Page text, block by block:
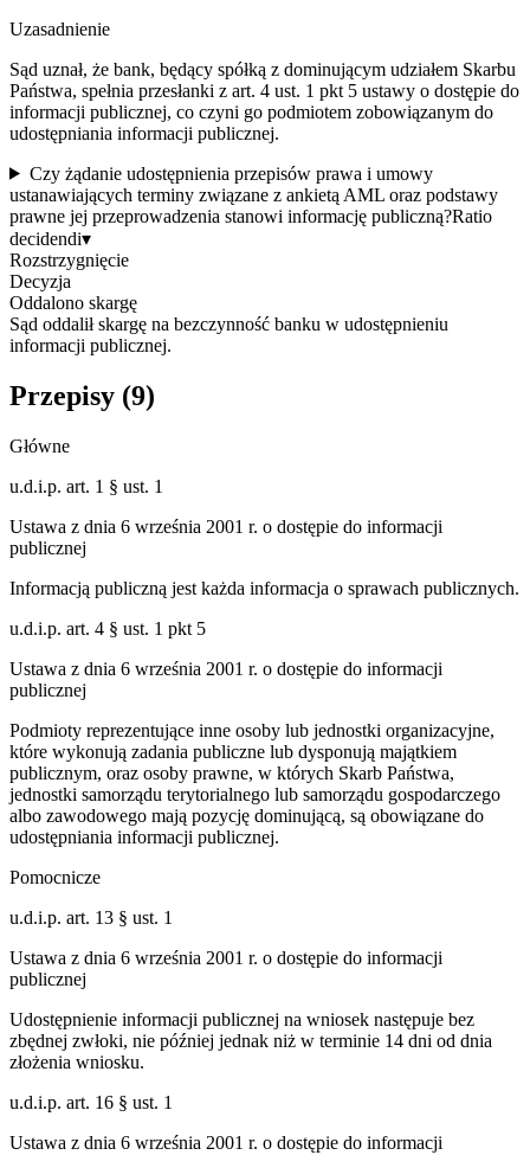
Uzasadnienie
Sąd uznał, że bank, będący spółką z dominującym udziałem Skarbu
Państwa, spełnia przesłanki z art. 4 ust. 1 pkt 5 ustawy o dostępie do
informacji publicznej, co czyni go podmiotem zobowiązanym do
udostępniania informacji publicznej.
Czy żądanie udostępnienia przepisów prawa i umowy
ustanawiających terminy związane z ankietą AML oraz podstawy
prawne jej przeprowadzenia stanowi informację publiczną?Ratio
decidendi▾
Rozstrzygnięcie
Decyzja
Oddalono skargę
Sąd oddalił skargę na bezczynność banku w udostępnieniu
informacji publicznej.
Przepisy (9)
Główne
u.d.i.p. art. 1 § ust. 1
Ustawa z dnia 6 września 2001 r. o dostępie do informacji
publicznej
Informacją publiczną jest każda informacja o sprawach publicznych.
u.d.i.p. art. 4 § ust. 1 pkt 5
Ustawa z dnia 6 września 2001 r. o dostępie do informacji
publicznej
Podmioty reprezentujące inne osoby lub jednostki organizacyjne,
które wykonują zadania publiczne lub dysponują majątkiem
publicznym, oraz osoby prawne, w których Skarb Państwa,
jednostki samorządu terytorialnego lub samorządu gospodarczego
albo zawodowego mają pozycję dominującą, są obowiązane do
udostępniania informacji publicznej.
Pomocnicze
u.d.i.p. art. 13 § ust. 1
Ustawa z dnia 6 września 2001 r. o dostępie do informacji
publicznej
Udostępnienie informacji publicznej na wniosek następuje bez
zbędnej zwłoki, nie później jednak niż w terminie 14 dni od dnia
złożenia wniosku.
u.d.i.p. art. 16 § ust. 1
Ustawa z dnia 6 września 2001 r. o dostępie do informacji